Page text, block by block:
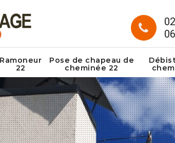
Ramoneur
22
Pose de chapeau de
cheminée 22